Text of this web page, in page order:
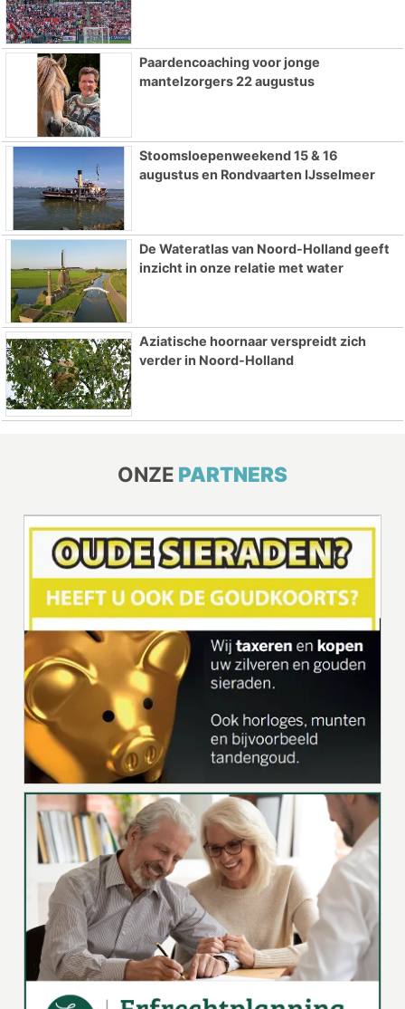
Paardencoaching voor jonge
mantelzorgers 22 augustus
Stoomsloepenweekend 15 & 16
augustus en Rondvaarten IJsselmeer
De Wateratlas van Noord-Holland geeft
inzicht in onze relatie met water
Aziatische hoornaar verspreidt zich
verder in Noord-Holland
ONZE PARTNERS